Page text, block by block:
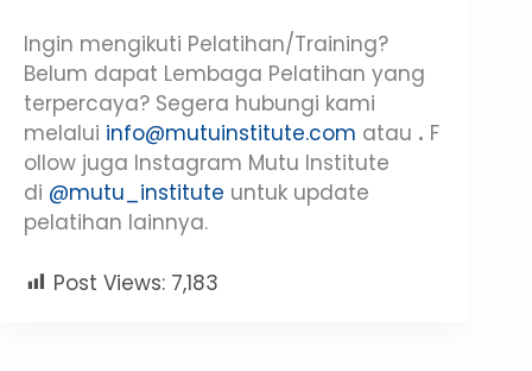
Ingin mengikuti Pelatihan/Training?
Belum dapat Lembaga Pelatihan yang
terpercaya? Segera hubungi kami
melalui info@mutuinstitute.com atau . F
ollow juga Instagram Mutu Institute
di @mutu_institute untuk update
pelatihan lainnya.
Post Views: 7,183